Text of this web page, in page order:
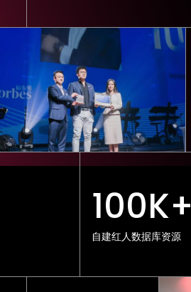
100K+
自建红人数据库资源